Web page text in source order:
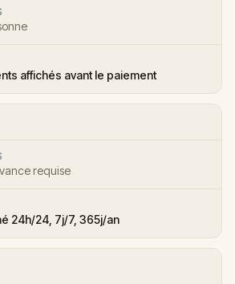
affichés avant le paiement
requise
24h/24, 7j/7, 365j/an